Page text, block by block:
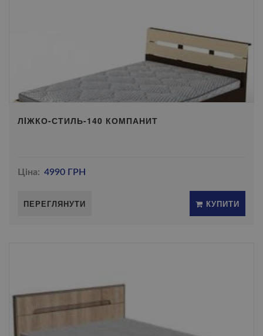
ЛIЖКО-СТИЛЬ-140 КОМПАНИТ
Ціна: 4990 ГРН
ПЕРЕГЛЯНУТИ КУПИТИ